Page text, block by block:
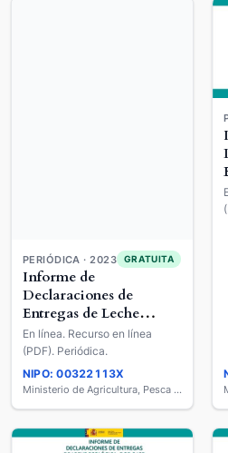
PERIÓDICA · 2023 GRATUITA
Informe de
Declaraciones de
Entregas de Leche
Ecológica, DOP E IGP a
los Primeros
Compradores : Ovino y
Caprino
En línea. Recurso en línea
(PDF). Periódica.
NIPO: 00322113X
Ministerio de Agricultura, Pesca y Alimentación